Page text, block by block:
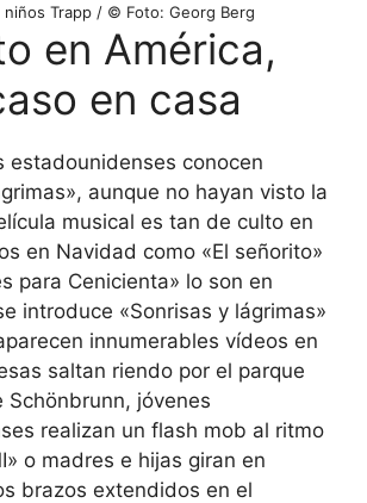
niños Trapp / © Foto: Georg Berg
en América,
en casa
estadounidenses conocen
aunque no hayan visto la
musical es tan de culto en
en Navidad como «El señorito»
para Cenicienta» lo son en
introduce «Sonrisas y lágrimas»
innumerables vídeos en
saltan riendo por el parque
Schönbrunn, jóvenes
realizan un flash mob al ritmo
o madres e hijas giran en
brazos extendidos en el